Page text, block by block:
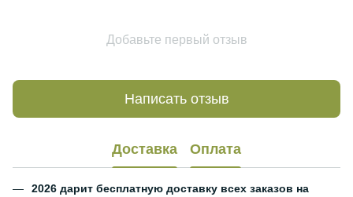
Добавьте первый отзыв
Написать отзыв
Доставка Оплата
2026 дарит бесплатную доставку всех заказов на